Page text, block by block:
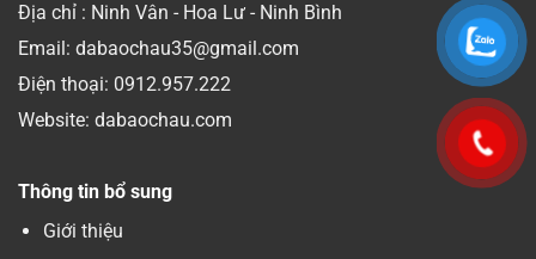
Địa chỉ : Ninh Vân - Hoa Lư - Ninh Bình
Email: dabaochau35@gmail.com
Điện thoại: 0912.957.222
Website: dabaochau.com
Thông tin bổ sung
Giới thiệu